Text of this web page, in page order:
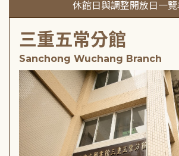
休館日與調整開放日一覽
三重五常分館
Sanchong Wuchang Branch